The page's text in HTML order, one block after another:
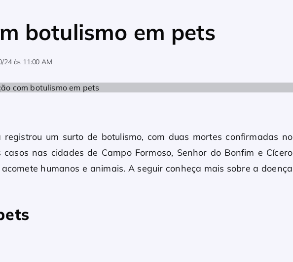
botulismo em pets
24 às 11:00 AM
um surto de botulismo, com duas mortes confirmadas no
nas cidades de Campo Formoso, Senhor do Bonfim e Cícero
humanos e animais. A seguir conheça mais sobre a doença